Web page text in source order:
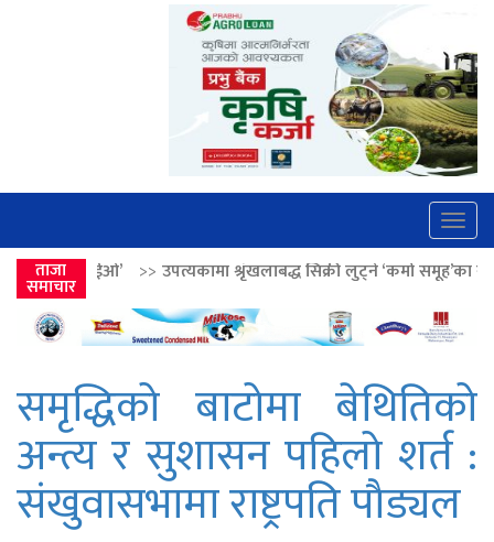
ताजा
समाचार
उपत्यकामा श्रृंखलाबद्ध सिक्री लुट्ने ‘कर्मा समूह’का नाइकेसहित पाँच पक्राउ
समृद्धिको बाटोमा बेथितिको
अन्त्य र सुशासन पहिलो शर्त :
संखुवासभामा राष्ट्रपति पाैड्यल